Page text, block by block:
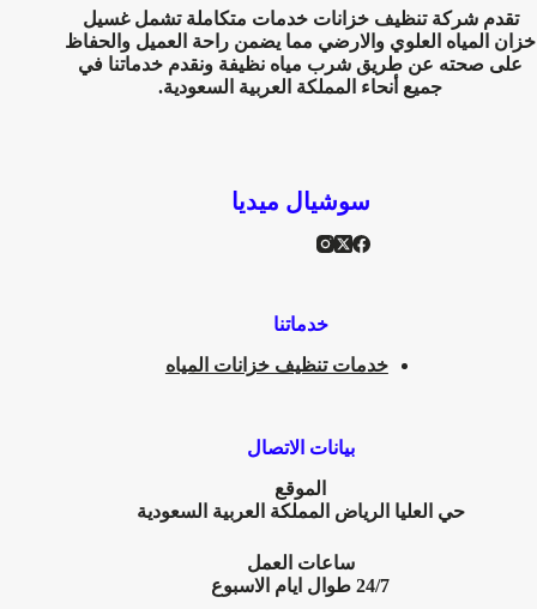
تقدم شركة تنظيف خزانات خدمات متكاملة تشمل غسيل
خزان المياه العلوي والارضي مما يضمن راحة العميل والحفاظ
على صحته عن طريق شرب مياه نظيفة ونقدم خدماتنا في
جميع أنحاء المملكة العربية السعودية.
سوشيال ميديا
خدماتنا
خدمات تنظيف خزانات المياه
بيانات الاتصال
الموقع
حي العليا الرياض المملكة العربية السعودية
ساعات العمل
24/7 طوال ايام الاسبوع